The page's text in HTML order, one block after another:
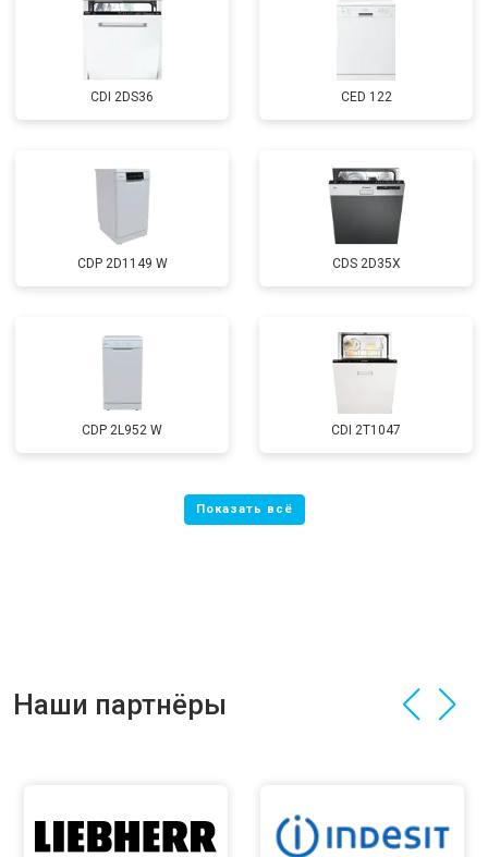
CDI 2DS36 CED 122
CDP 2D1149 W CDS 2D35X
CDP 2L952 W CDI 2T1047
Наши партнёры